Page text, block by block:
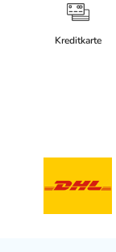
Kreditkarte